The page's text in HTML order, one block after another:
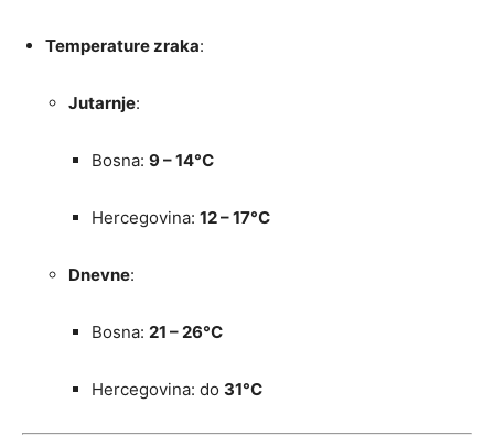
Temperature zraka:
Jutarnje:
Bosna: 9 – 14°C
Hercegovina: 12 – 17°C
Dnevne:
Bosna: 21 – 26°C
Hercegovina: do 31°C